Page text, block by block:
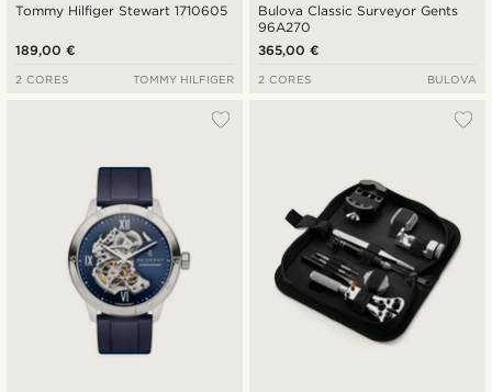
Tommy Hilfiger Stewart 1710605
189,00 €
2 CORES TOMMY HILFIGER
Bulova Classic Surveyor Gents
96A270
365,00 €
2 CORES BULOVA